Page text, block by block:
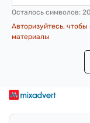
Осталось символов:
Авторизуйтесь,
материалы